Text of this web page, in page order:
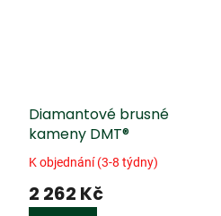
Diamantové brusné
kameny DMT®
K objednání (3-8 týdny)
2 262 Kč